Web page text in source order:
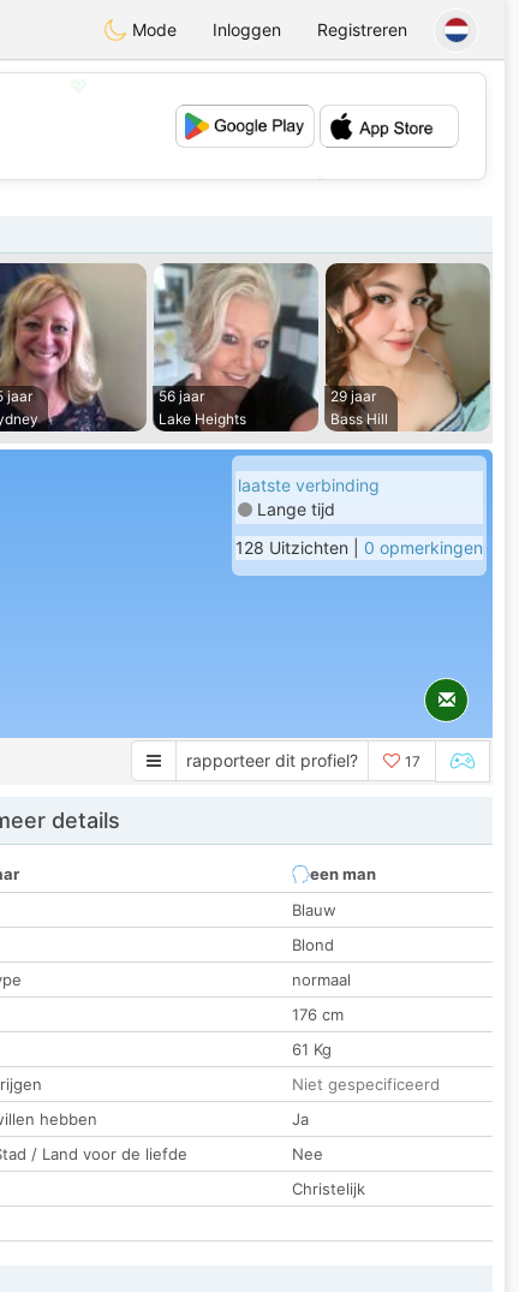
Mode Inloggen Registreren
jaar
56 jaar
Lake Heights
29 jaar
Bass Hill
laatste verbinding
Lange tijd
128 Uitzichten | 0 opmerkingen
rapporteer dit profiel? 17
details
een man
Blauw
Blond
normaal
176 cm
61 Kg
Niet gespecificeerd
hebben
Ja
/ Land voor de liefde
Nee
Christelijk